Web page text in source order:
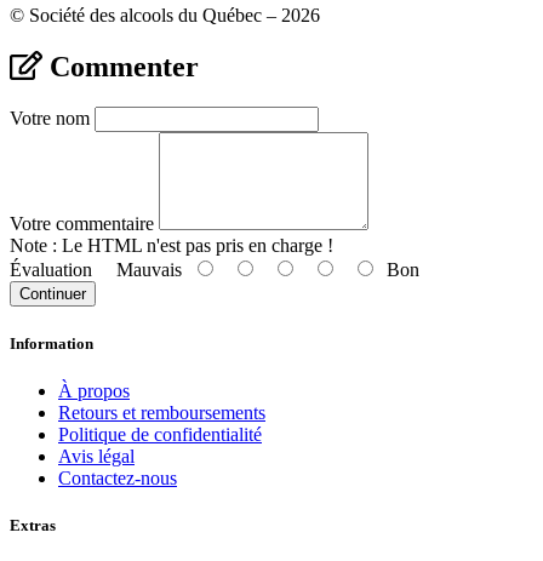
© Société des alcools du Québec – 2026
Commenter
Votre nom
Votre commentaire
Note : Le HTML n'est pas pris en charge !
Évaluation Mauvais Bon
Continuer
Information
À propos
Retours et remboursements
Politique de confidentialité
Avis légal
Contactez-nous
Extras